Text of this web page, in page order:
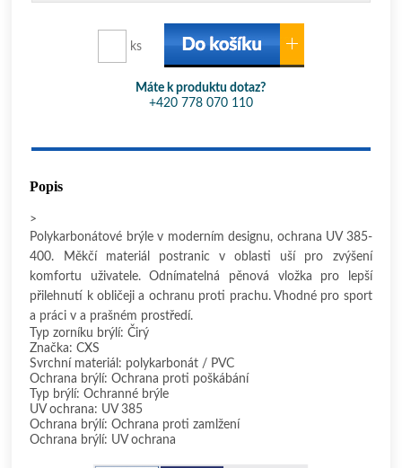
ks
Máte k produktu dotaz?
+420 778 070 110
Popis
>
Polykarbonátové brýle v moderním designu, ochrana UV 385-
400. Měkčí materiál postranic v oblasti uší pro zvýšení
komfortu uživatele. Odnímatelná pěnová vložka pro lepší
přilehnutí k obličeji a ochranu proti prachu. Vhodné pro sport
a práci v a prašném prostředí.
Typ zorníku brýlí: Čirý
Značka: CXS
Svrchní materiál: polykarbonát / PVC
Ochrana brýlí: Ochrana proti poškábání
Typ brýlí: Ochranné brýle
UV ochrana: UV 385
Ochrana brýlí: Ochrana proti zamlžení
Ochrana brýlí: UV ochrana